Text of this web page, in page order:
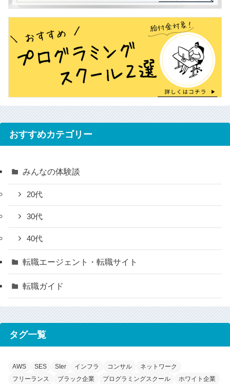
おすすめカテゴリー
みんなの体験談
20代
30代
40代
転職エージェント・転職サイト
転職ガイド
タグ一覧
AWS SES SIer インフラ コンサル
ネットワーク
フリーランス
ブラック企業 プログラミングスクール ホワイト企業